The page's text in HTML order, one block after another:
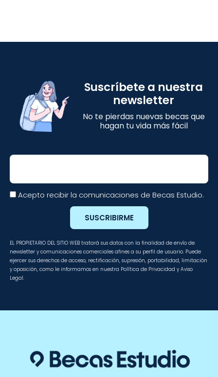
Suscríbete a nuestra
newsletter
No te pierdas nuevas becas que
hagan tu vida más fácil
Email
Acepto recibir la comunicaciones de Becas Estudio.
SUSCRIBIRME
EL PROPIETARIO DEL SITIO WEB tratará sus datos con la finalidad de envío de
newsletter y comunicaciones comerciales afines a su perfil de usuario. Puede
ejercer sus derechos de acceso, rectificación, supresión, portabilidad, limitación
y oposición, como le informamos en nuestra Política de Privacidad y Aviso
Legal.